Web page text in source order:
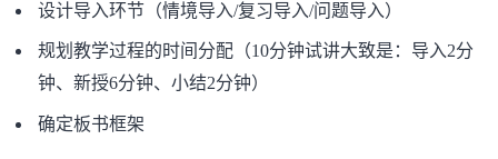
设计导入环节（情境导入/复习导入/问题导入）
规划教学过程的时间分配（10分钟试讲大致是：导入2分
钟、新授6分钟、小结2分钟）
确定板书框架